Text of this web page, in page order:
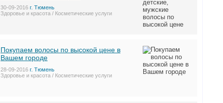
30-09-2016 г. Тюмень
Здоровье и красота / Косметические услуги
Покупаем волосы по высокой цене в
Вашем городе
28-09-2016 г. Тюмень
Здоровье и красота / Косметические услуги